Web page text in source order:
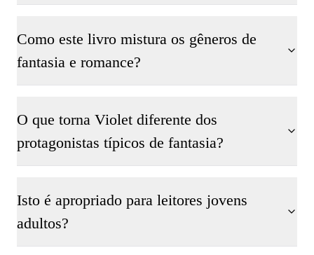
Como este livro mistura os gêneros de
fantasia e romance?
O que torna Violet diferente dos
protagonistas típicos de fantasia?
Isto é apropriado para leitores jovens
adultos?